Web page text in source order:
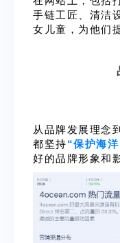
手链工匠、清洁
女儿童，为他们
从品牌发展理念
都坚持“保护海
好的品牌形象和